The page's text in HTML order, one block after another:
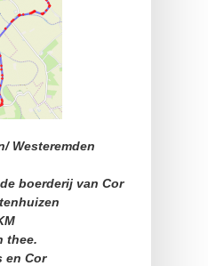
Westeremden
boerderij van Cor
thee.
en Cor